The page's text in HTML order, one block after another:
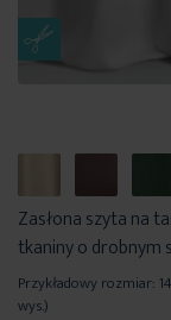
Zasłona szyta na
tkaniny o drobnym
Przykładowy rozmiar:
wys.)